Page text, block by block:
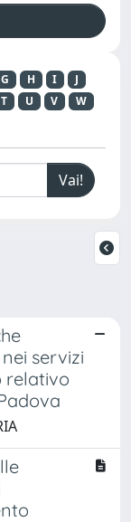
G H I
J
T U V
W
servizi
relativo